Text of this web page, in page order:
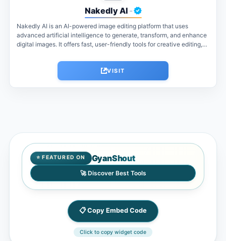
Nakedly AI -
Nakedly AI is an AI-powered image editing platform that uses
advanced artificial intelligence to generate, transform, and enhance
digital images. It offers fast, user-friendly tools for creative editing,
VISIT
⭐ FEATURED ON GyanShout
🚀 Discover Best Tools
📋 Copy Embed Code
Click to copy widget code